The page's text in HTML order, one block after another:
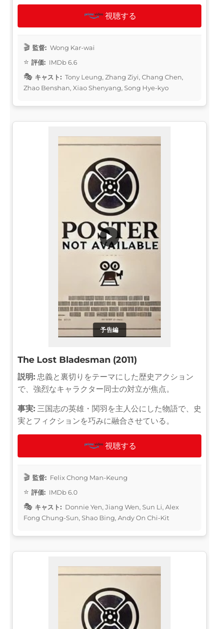
視聴する
監督: Wong Kar-wai
評価: IMDb 6.6
キャスト: Tony Leung, Zhang Ziyi, Chang Chen,
Zhao Benshan, Xiao Shenyang, Song Hye-kyo
予告編
▶
The Lost Bladesman (2011)
説明: 忠義と裏切りをテーマにした歴史アクション
で、強烈なキャラクター同士の対立が焦点。
事実: 三国志の英雄・関羽を主人公にした物語で、史
実とフィクションを巧みに融合させている。
視聴する
監督: Felix Chong Man-Keung
評価: IMDb 6.0
キャスト: Donnie Yen, Jiang Wen, Sun Li, Alex
Fong Chung-Sun, Shao Bing, Andy On Chi-Kit